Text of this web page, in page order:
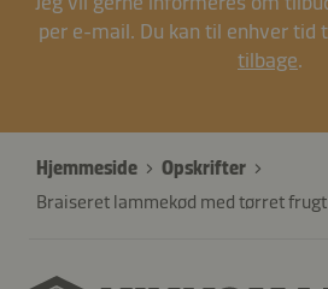
per e-mail. Du kan til enhver tid
tilbage.
Hjemmeside
Opskrifter
Braiseret lammekød med tørret frugt